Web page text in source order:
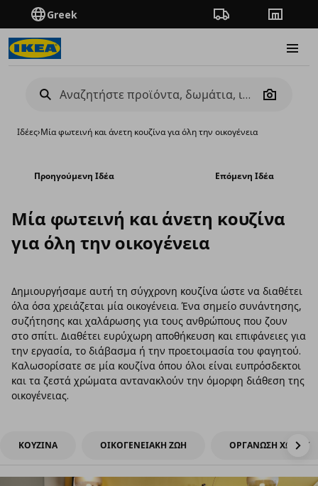
Greek Πορεία παραγγελίας
Camera
Ιδέες›Μία φωτεινή και άνετη κουζίνα για όλη την οικογένεια
Προηγούμενη Ιδέα Επόμενη Ιδέα
Μία φωτεινή και άνετη κουζίνα
για όλη την οικογένεια
Δημιουργήσαμε αυτή τη σύγχρονη κουζίνα ώστε να διαθέτει
όλα όσα χρειάζεται μία οικογένεια. Ένα σημείο συνάντησης,
συζήτησης και χαλάρωσης για τους ανθρώπους που ζουν
στο σπίτι. Διαθέτει ευρύχωρη αποθήκευση και επιφάνειες για
την εργασία, το διάβασμα ή την προετοιμασία του φαγητού.
Καλωσορίσατε σε μία κουζίνα όπου όλοι είναι ευπρόσδεκτοι
και τα ζεστά χρώματα αντανακλούν την όμορφη διάθεση της
οικογένειας.
ΚΟΥΖΙΝΑ ΟΙΚΟΓΕΝΕΙΑΚΗ ΖΩΗ ΟΡΓΑΝΩΣΗ ΧΩΡΟΥ